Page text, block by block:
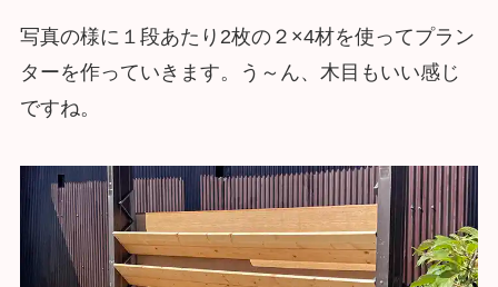
写真の様に１段あたり2枚の２×4材を使ってプラン
ターを作っていきます。う～ん、木目もいい感じ
ですね。